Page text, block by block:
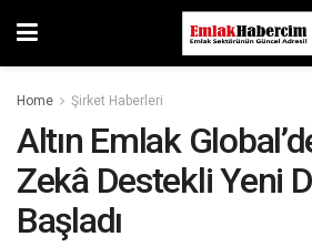
Home Şirket Haberleri
Altın Emlak
Zekâ Destekli Yeni
Başladı